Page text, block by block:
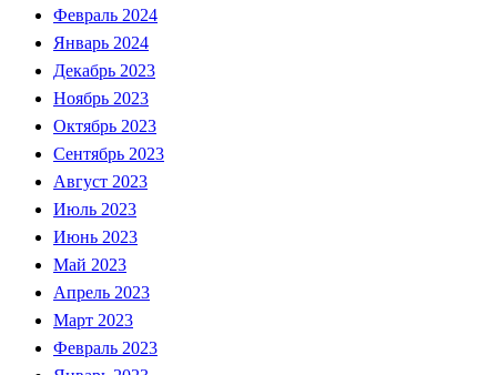
Февраль 2024
Январь 2024
Декабрь 2023
Ноябрь 2023
Октябрь 2023
Сентябрь 2023
Август 2023
Июль 2023
Июнь 2023
Май 2023
Апрель 2023
Март 2023
Февраль 2023